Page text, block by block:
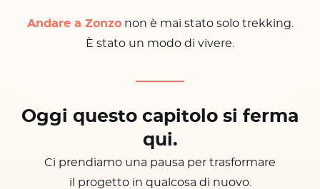
Andare a Zonzonon è mai stato solo trekking.
È stato un modo di vivere.
Oggi questo capitolo si ferma
qui.
Ci prendiamo una pausa per trasformare
il progetto in qualcosa di nuovo.